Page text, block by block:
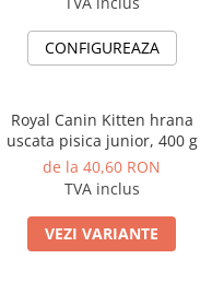
externa pentru pisici, 3 pipete
CONFIGUREAZA
Royal Canin Kitten hrana
uscata pisica junior, 400 g
de la 40,60 RON
TVA inclus
VEZI VARIANTE